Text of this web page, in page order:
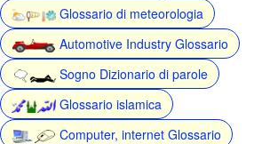
Glossario di meteorologia
Automotive Industry Glossario
Sogno Dizionario di parole
Glossario islamica
Computer, internet Glossario